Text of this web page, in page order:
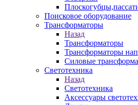
Поисковое оборудование
Трансформаторы
Назад
Трансформаторы
Трансформаторы
Силовые
Светотехника
Назад
Светотехника
Аксессуары